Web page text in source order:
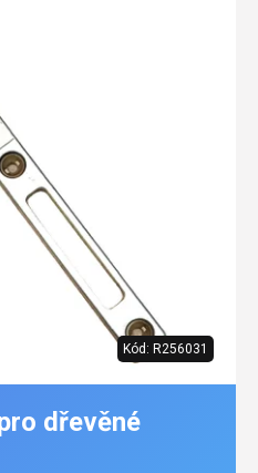
Kód: R256031
dřevěné